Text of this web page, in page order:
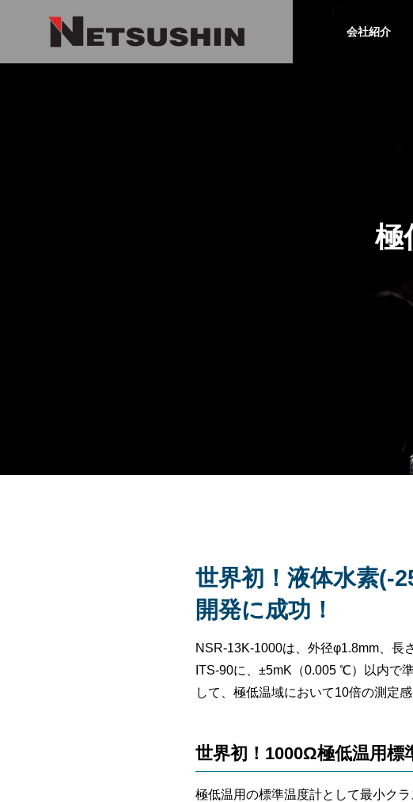
会社紹介
極
世界初！液体水素(-
開発に成功！
NSR-13K-1000は、外径φ1.8mm、
ITS-90に、±5mK（0.005 ℃）以内で
して、極低温域において10倍の測定
世界初！1000Ω極低温用標
極低温用の標準温度計として最小ク